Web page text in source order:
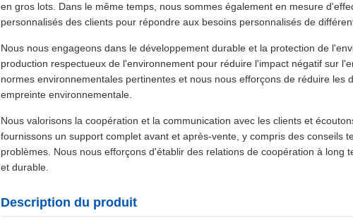
en gros lots. Dans le même temps, nous sommes également en mesure
personnalisés des clients pour répondre aux besoins personnalisés de
Nous nous engageons dans le développement durable et la protection de
production respectueux de l'environnement pour réduire l'impact négatif sur
normes environnementales pertinentes et nous nous efforçons de réduire
empreinte environnementale.
Nous valorisons la coopération et la communication avec les clients et
fournissons un support complet avant et après-vente, y compris des conseils
problèmes. Nous nous efforçons d'établir des relations de coopération à
et durable.
Description du produit